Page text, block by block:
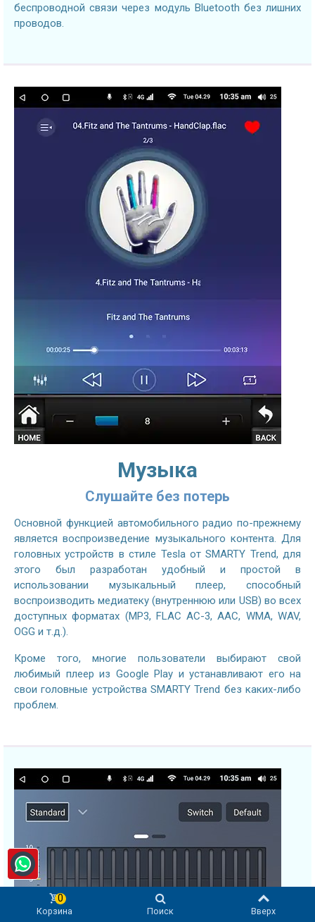
беспроводной связи через модуль Bluetooth без лишних
проводов.
Музыка
Слушайте без потерь
Основной функцией автомобильного радио по-прежнему
является воспроизведение музыкального контента. Для
головных устройств в стиле Tesla от SMARTY Trend, для
этого был разработан удобный и простой в
использовании музыкальный плеер, способный
воспроизводить медиатеку (внутреннюю или USB) во всех
доступных форматах (MP3, FLAC AC-3, AAC, WMA, WAV,
OGG и т.д.).
Кроме того, многие пользователи выбирают свой
любимый плеер из Google Play и устанавливают его на
свои головные устройства SMARTY Trend без каких-либо
проблем.
Корзина
0
Поиск Вверх